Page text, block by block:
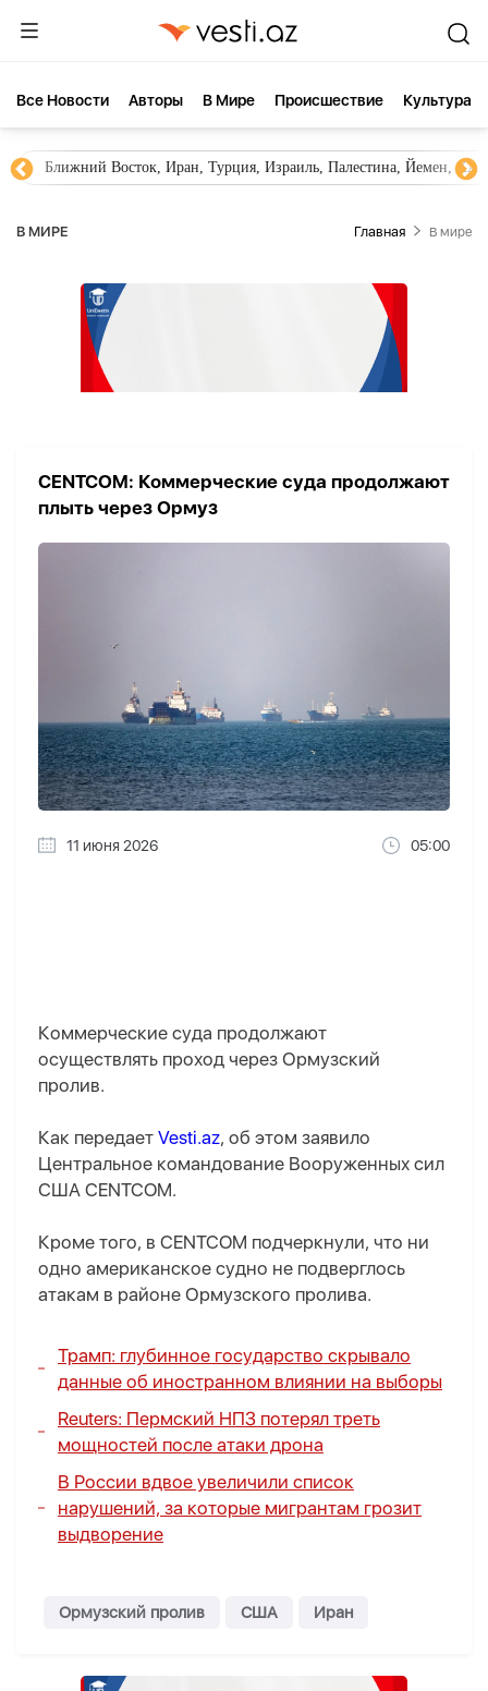
Все Новости Aвторы В Мире Происшествие Культура
Ближний Восток, Иран, Турция, Израиль, Палестина, Йемен,
В МИРЕ Главная В мире
CENTCOM: Коммерческие суда продолжают
плыть через Ормуз
11 июня 2026 05:00
Коммерческие суда продолжают
осуществлять проход через Ормузский
пролив.
Как передает Vesti.az, об этом заявило
Центральное командование Вооруженных сил
США CENTCOM.
Кроме того, в CENTCOM подчеркнули, что ни
одно американское судно не подверглось
атакам в районе Ормузского пролива.
Трамп: глубинное государство скрывало
данные об иностранном влиянии на выборы
Reuters: Пермский НПЗ потерял треть
мощностей после атаки дрона
В России вдвое увеличили список
нарушений, за которые мигрантам грозит
выдворение
Ормузский пролив США Иран